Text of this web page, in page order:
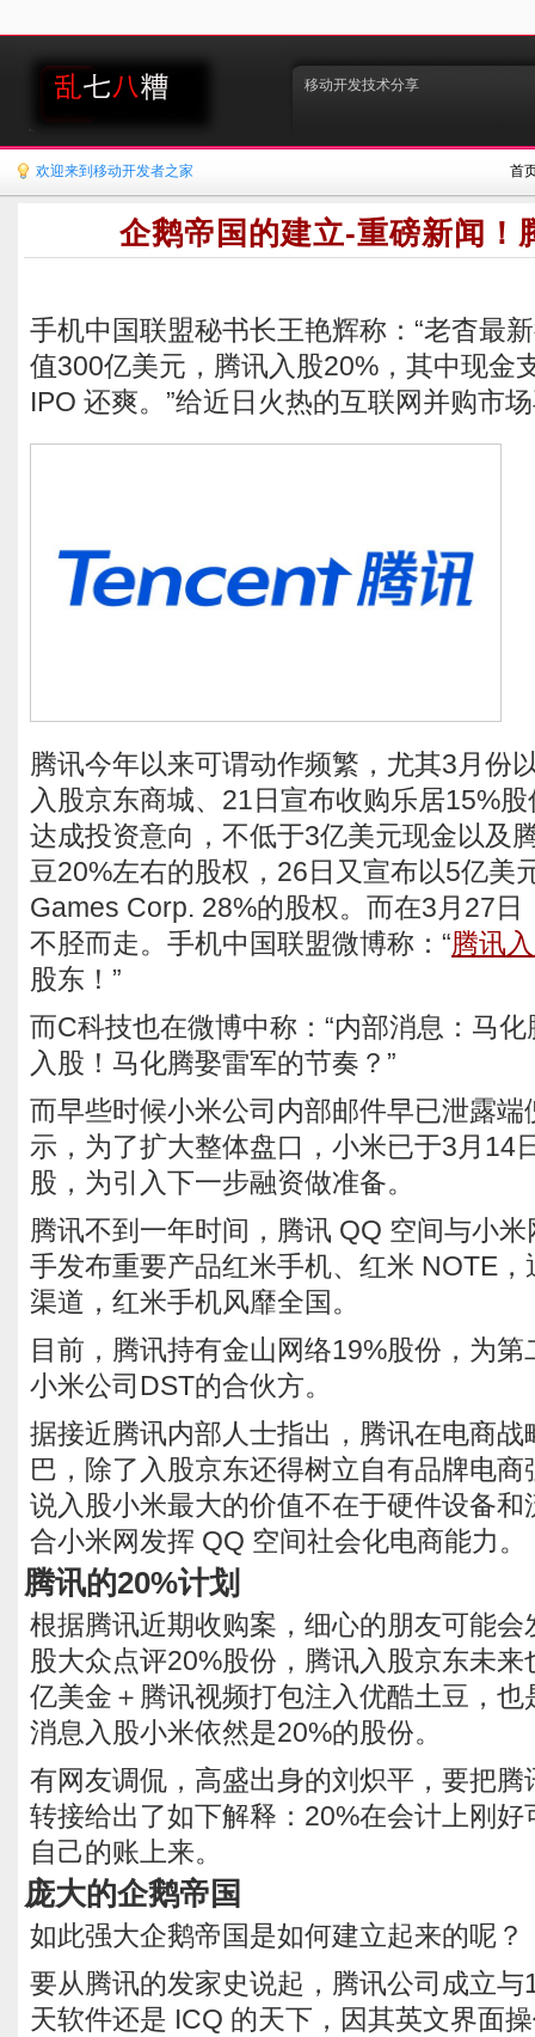
移动开发技术分享
首
欢迎来到移动开发者之家
企鹅帝国的建立-重磅新闻！
手机中国联盟秘书长王艳辉称：“老杳最
值300亿美元，腾讯入股20%，其中现金
IPO 还爽。”给近日火热的互联网并购
腾讯今年以来可谓动作频繁，尤其3月份
入股京东商城、21日宣布收购乐居15%
达成投资意向，不低于3亿美元现金以及
豆20%左右的股权，26日又宣布以5亿美
Games Corp. 28%的股权。而在3月27日
不胫而走。手机中国联盟微博称：“腾讯
股东！”
而C科技也在微博中称：“内部消息：马
入股！马化腾娶雷军的节奏？”
而早些时候小米公司内部邮件早已泄露
示，为了扩大整体盘口，小米已于3月14
股，为引入下一步融资做准备。
腾讯不到一年时间，腾讯 QQ 空间与小
手发布重要产品红米手机、红米 NOTE
渠道，红米手机风靡全国。
目前，腾讯持有金山网络19%股份，为
小米公司DST的合伙方。
据接近腾讯内部人士指出，腾讯在电商
巴，除了入股京东还得树立自有品牌电
说入股小米最大的价值不在于硬件设备
合小米网发挥 QQ 空间社会化电商能力。
腾讯的20%计划
根据腾讯近期收购案，细心的朋友可能
股大众点评20%股份，腾讯入股京东未
亿美金＋腾讯视频打包注入优酷土豆，
消息入股小米依然是20%的股份。
有网友调侃，高盛出身的刘炽平，要把
转接给出了如下解释：20%在会计上刚
自己的账上来。
庞大的企鹅帝国
如此强大企鹅帝国是如何建立起来的呢？
要从腾讯的发家史说起，腾讯公司成立
天软件还是 ICQ 的天下，因其英文界面